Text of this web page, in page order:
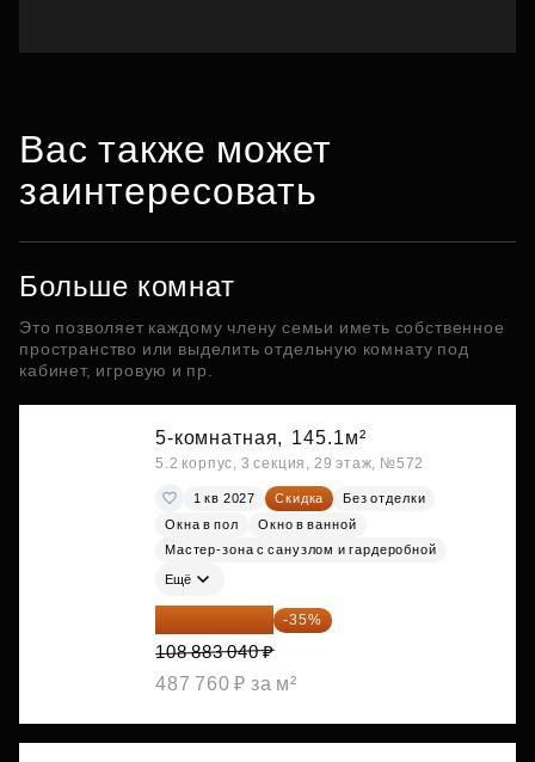
Вас также может
заинтересовать
Больше комнат
Это позволяет каждому члену семьи иметь собственное
пространство или выделить отдельную комнату под
кабинет, игровую и пр.
5-комнатная, 145.1м²
5.2 корпус, 3 секция, 29 этаж, №572
1 кв 2027 Скидка
Без отделки
Окна в пол
Окно в ванной
Мастер-зона с санузлом и гардеробной
Ещё
70 773 976 ₽ -35%
108 883 040 ₽
487 760 ₽ за м²